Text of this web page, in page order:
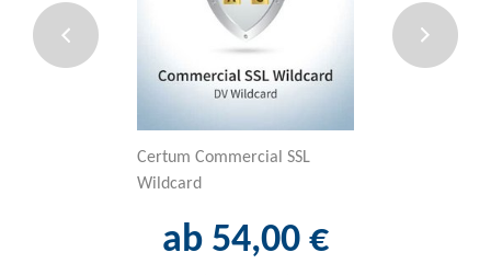
Certum Commercial SSL
Wildcard
ab 54,00 €